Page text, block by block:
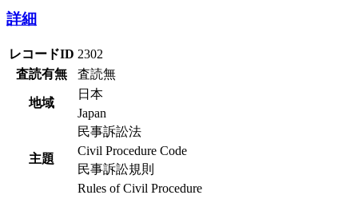
詳細
レコードID 2302
査読有無
査読無
地域
日本
Japan
主題
民事訴訟法
Civil Procedure Code
民事訴訟規則
Rules of Civil Procedure